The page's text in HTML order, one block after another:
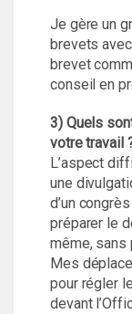
Je gère un
brevets
brevet
conseil en
3) Quels
votre travail
L’aspect
une
d’un
préparer le
même, sans
Mes
pour régler
devant